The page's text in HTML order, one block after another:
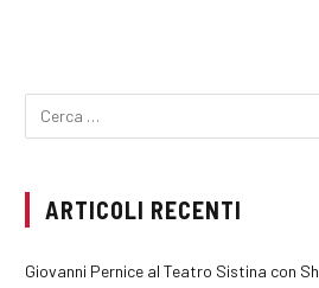
ARTICOLI RECENTI
Giovanni Pernice al Teatro Sistina con